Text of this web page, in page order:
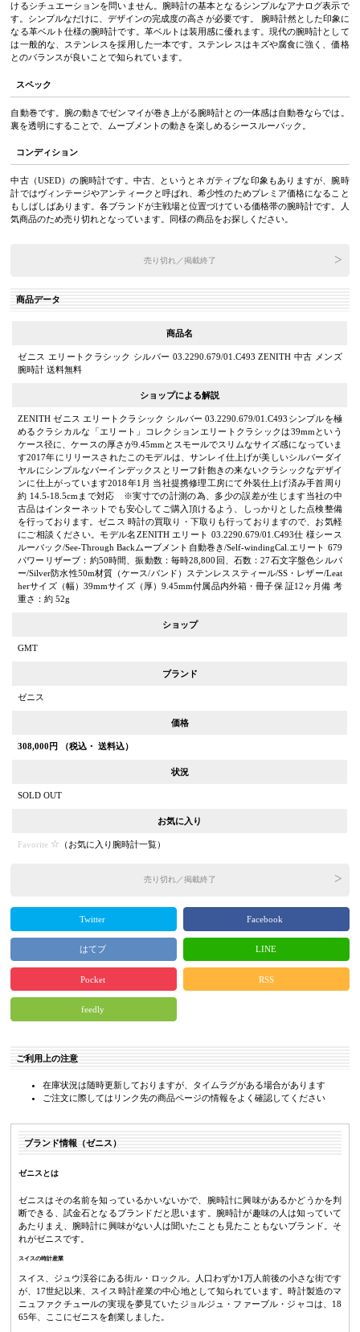
けるシチュエーションを問いません。腕時計の基本となるシンプルなアナログ表示で
す。シンプルなだけに、デザインの完成度の高さが必要です。 腕時計然とした印象に
なる革ベルト仕様の腕時計です。革ベルトは装用感に優れます。現代の腕時計として
は一般的な、ステンレスを採用した一本です。ステンレスはキズや腐食に強く、価格
とのバランスが良いことで知られています。
スペック
自動巻です。腕の動きでゼンマイが巻き上がる腕時計との一体感は自動巻ならでは。
裏を透明にすることで、ムーブメントの動きを楽しめるシースルーバック。
コンディション
中古（USED）の腕時計です。中古、というとネガティブな印象もありますが、腕時
計ではヴィンテージやアンティークと呼ばれ、希少性のためプレミア価格になること
もしばしばあります。各ブランドが主戦場と位置づけている価格帯の腕時計です。人
気商品のため売り切れとなっています。同様の商品をお探しください。
売り切れ／掲載終了
商品データ
商品名
ゼニス エリートクラシック シルバー 03.2290.679/01.C493 ZENITH 中古 メンズ
腕時計 送料無料
ショップによる解説
ZENITH ゼニス エリートクラシック シルバー 03.2290.679/01.C493シンプルを極
めるクラシカルな「エリート」コレクションエリートクラシックは39mmという
ケース径に、ケースの厚さが9.45mmとスモールでスリムなサイズ感になっていま
す2017年にリリースされたこのモデルは、サンレイ仕上げが美しいシルバーダイ
ヤルにシンプルなバーインデックスとリーフ針飽きの来ないクラシックなデザイ
ンに仕上がっています2018年1月 当社提携修理工房にて外装仕上げ済み手首周り
約 14.5-18.5cmまで対応 ※実寸での計測の為、多少の誤差が生じます当社の中
古品はインターネットでも安心してご購入頂けるよう、しっかりとした点検整備
を行っております。ゼニス 時計の買取り・下取りも行っておりますので、お気軽
にご相談ください。モデル名ZENITH エリート 03.2290.679/01.C493仕 様シース
ルーバック/See-Through Backムーブメント自動巻き/Self-windingCal.エリート 679
パワーリザーブ：約50時間、振動数：毎時28,800回、石数：27石文字盤色シルバ
ー/Silver防水性50m材質（ケース/バンド）ステンレススティール/SS・レザー/Leat
herサイズ（幅）39mmサイズ（厚）9.45mm付属品内外箱・冊子保 証12ヶ月備 考
重さ：約 52g
ショップ
GMT
ブランド
ゼニス
価格
308,000 円 （税込・ 送料込）
状況
SOLD OUT
お気に入り
Favorite （お気に入り腕時計一覧）
売り切れ／掲載終了
Twitter Facebook
はてブ LINE
Pocket RSS
feedly
ご利用上の注意
在庫状況は随時更新しておりますが、タイムラグがある場合があります
ご注文に際してはリンク先の商品ページの情報をよく確認してください
ブランド情報（ゼニス）
ゼニスとは
ゼニスはその名前を知っているかいないかで、腕時計に興味があるかどうかを判
断できる、試金石となるブランドだと思います。腕時計が趣味の人は知っていて
あたりまえ、腕時計に興味がない人は聞いたことも見たこともないブランド。そ
れがゼニスです。
スイスの時計産業
スイス、ジュウ渓谷にある街ル・ロックル。人口わずか1万人前後の小さな街です
が、17世紀以来、スイス時計産業の中心地として知られています。時計製造のマ
ニュファクチュールの実現を夢見ていたジョルジュ・ファーブル・ジャコは、18
65年、ここにゼニスを創業しました。